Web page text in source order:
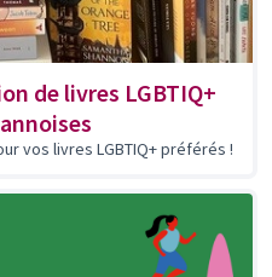
de livres LGBTIQ+
vos livres LGBTIQ+ préférés !